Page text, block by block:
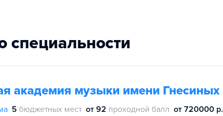
специальности
академия музыки имени Гнесиных
5 бюджетных мест от 92 проходной балл от 720000 р.